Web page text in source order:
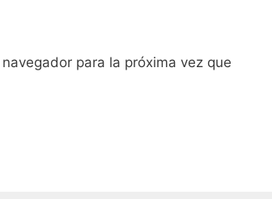
para la próxima vez que